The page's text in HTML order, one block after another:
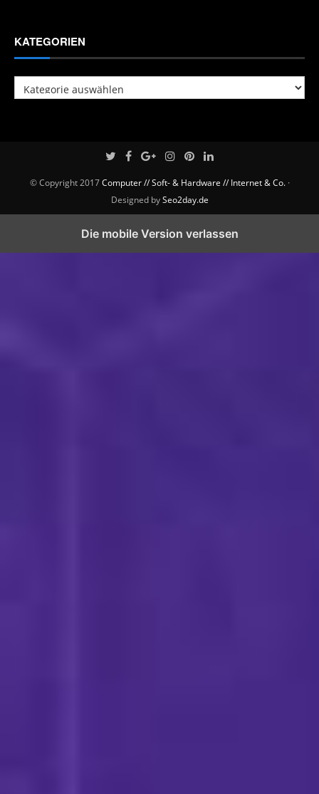
KATEGORIEN
Kategorien
© Copyright 2017Computer // Soft- & Hardware // Internet & Co.·
Designed bySeo2day.de
Die mobile Version verlassen